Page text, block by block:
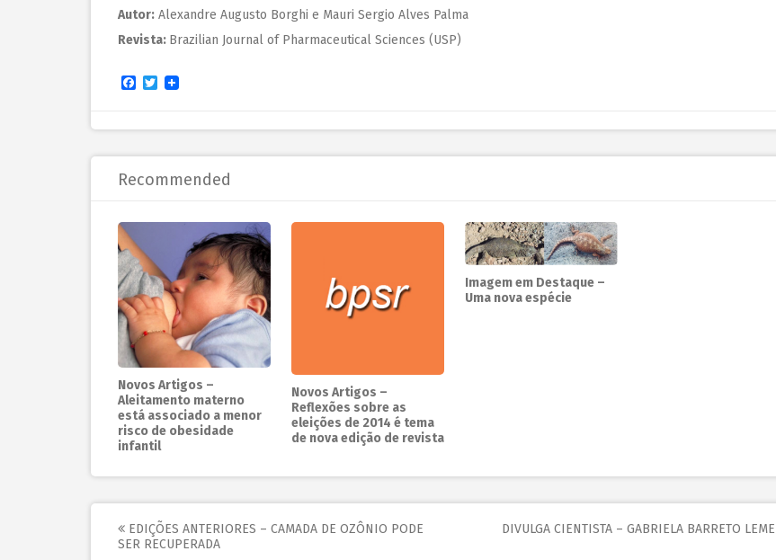
Autor: Alexandre Augusto Borghi e Mauri Sergio Alves Palma
Revista: Brazilian Journal of Pharmaceutical Sciences (USP)
Facebook
Twitter
Recommended
Novos Artigos –
Aleitamento materno
está associado a menor
risco de obesidade
infantil
Novos Artigos –
Reflexões sobre as
eleições de 2014 é tema
de nova edição de revista
Imagem em Destaque –
Uma nova espécie
EDIÇÕES ANTERIORES – CAMADA DE OZÔNIO PODE
SER RECUPERADA
DIVULGA CIENTISTA – GABRIELA BARRETO LEME